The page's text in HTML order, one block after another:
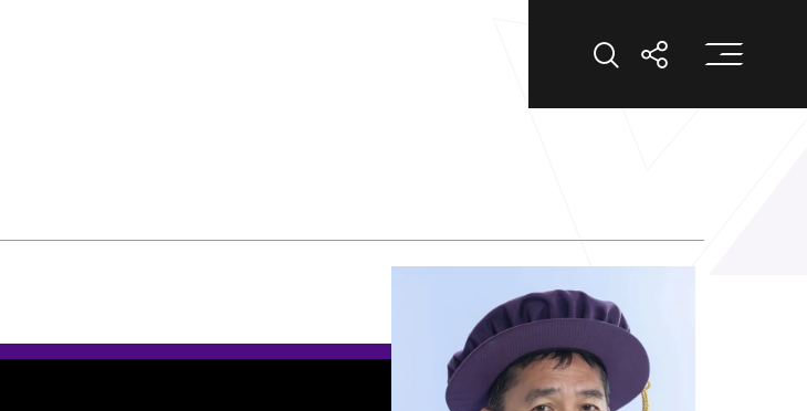
打開搜索打開分享打